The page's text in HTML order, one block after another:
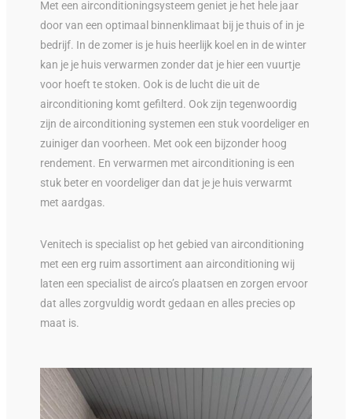
Met een airconditioningsysteem geniet je het hele jaar
door van een optimaal binnenklimaat bij je thuis of in je
bedrijf. In de zomer is je huis heerlijk koel en in de winter
kan je je huis verwarmen zonder dat je hier een vuurtje
voor hoeft te stoken. Ook is de lucht die uit de
airconditioning komt gefilterd. Ook zijn tegenwoordig
zijn de airconditioning systemen een stuk voordeliger en
zuiniger dan voorheen. Met ook een bijzonder hoog
rendement. En verwarmen met airconditioning is een
stuk beter en voordeliger dan dat je je huis verwarmt
met aardgas.
Venitech is specialist op het gebied van airconditioning
met een erg ruim assortiment aan airconditioning wij
laten een specialist de airco’s plaatsen en zorgen ervoor
dat alles zorgvuldig wordt gedaan en alles precies op
maat is.